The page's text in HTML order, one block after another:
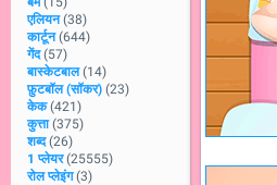
एलियन (38)
कार्टून (644)
गेंद (57)
बास्केटबाल (14)
फ़ुटबॉल (सॉकर) (23)
केक (421)
कुत्ता (375)
शब्द (26)
1 प्लेयर (25555)
रोल प्लेइंग (3)